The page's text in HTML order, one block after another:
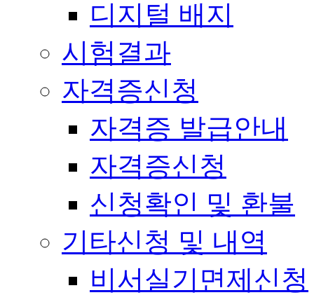
디지털 배지
시험결과
자격증신청
자격증 발급안내
자격증신청
신청확인 및 환불
기타신청 및 내역
비서실기면제신청